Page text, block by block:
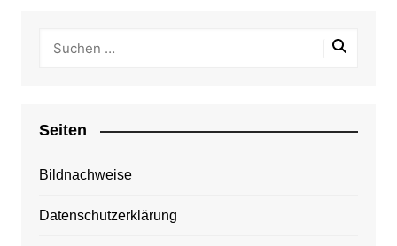
Seiten
Bildnachweise
Datenschutzerklärung